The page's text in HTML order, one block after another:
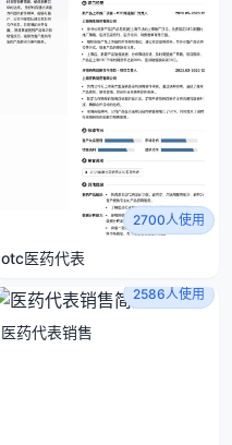
2700人使用
otc医药代表
2586人使用
医药代表销售